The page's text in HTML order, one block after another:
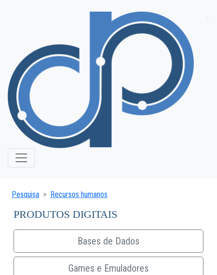
Pesquisa Recursos humanos
PRODUTOS DIGITAIS
Bases de Dados
Games e Emuladores